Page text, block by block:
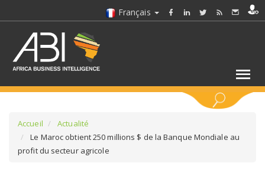
Français
Accueil
Actualité
Le Maroc obtient 250 millions $ de la Banque Mondiale au
profit du secteur agricole